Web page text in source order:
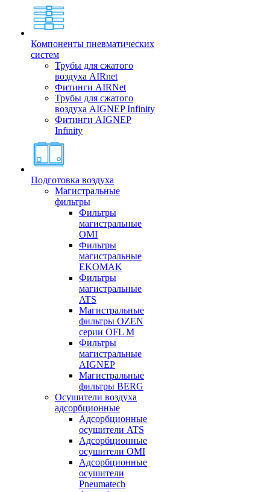
Компоненты пневматических
систем
Трубы для сжатого
воздуха AIRnet
Фитинги AIRNet
Трубы для сжатого
воздуха AIGNEP Infinity
Фитинги AIGNEP
Infinity
Подготовка воздуха
Магистральные
фильтры
Фильтры
магистральные
OMI
Фильтры
магистральные
EKOMAK
Фильтры
магистральные
ATS
Магистральные
фильтры OZEN
серии OFL M
Фильтры
магистральные
AIGNEP
Магистральные
фильтры BERG
Осушители воздуха
адсорбционные
Адсорбционные
осушители ATS
Адсорбционные
осушители OMI
Адсорбционные
осушители
Pneumatech